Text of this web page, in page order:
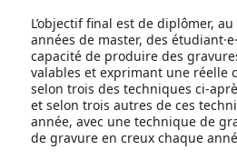
L’objectif final est de diplômer,
années de master, des
capacité de produire des
valables et exprimant une réelle
selon trois des techniques ci-
et selon trois autres de ces
année, avec une technique de
de gravure en creux chaque